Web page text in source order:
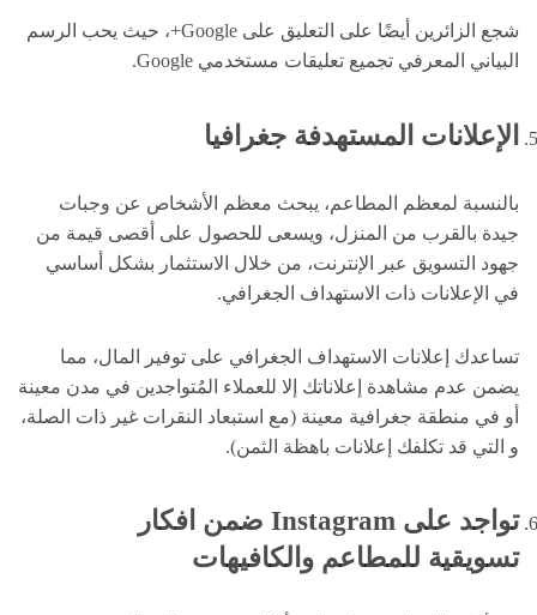
شجع الزائرين أيضًا على التعليق على Google+، حيث يحب الرسم
البياني المعرفي تجميع تعليقات مستخدمي Google.
الإعلانات المستهدفة جغرافيا
بالنسبة لمعظم المطاعم، يبحث معظم الأشخاص عن وجبات
جيدة بالقرب من المنزل، ويسعى للحصول على أقصى قيمة من
جهود التسويق عبر الإنترنت، من خلال الاستثمار بشكل أساسي
في الإعلانات ذات الاستهداف الجغرافي.
تساعدك إعلانات الاستهداف الجغرافي على توفير المال، مما
يضمن عدم مشاهدة إعلاناتك إلا للعملاء المُتواجدين في مدن معينة
أو في منطقة جغرافية معينة (مع استبعاد النقرات غير ذات الصلة،
و التي قد تكلفك إعلانات باهظة الثمن).
تواجد على
Instagram ضمن افكار
تسويقية للمطاعم والكافيهات